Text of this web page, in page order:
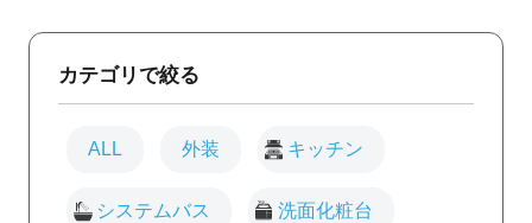
カテゴリで絞る
ALL 外装 キッチン
システムバス 洗面化粧台